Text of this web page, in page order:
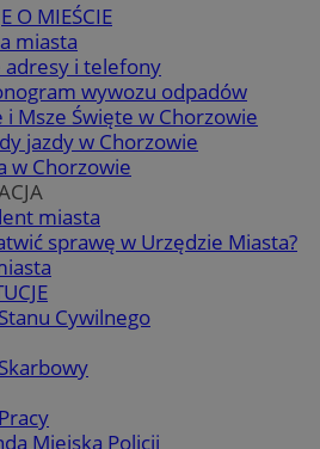
O MIEŚCIE
miasta
adresy i telefony
wywozu odpadów
i Msze Święte w Chorzowie
jazdy w Chorzowie
w Chorzowie
miasta
sprawę w Urzędzie Miasta?
Cywilnego
Miejska Policji